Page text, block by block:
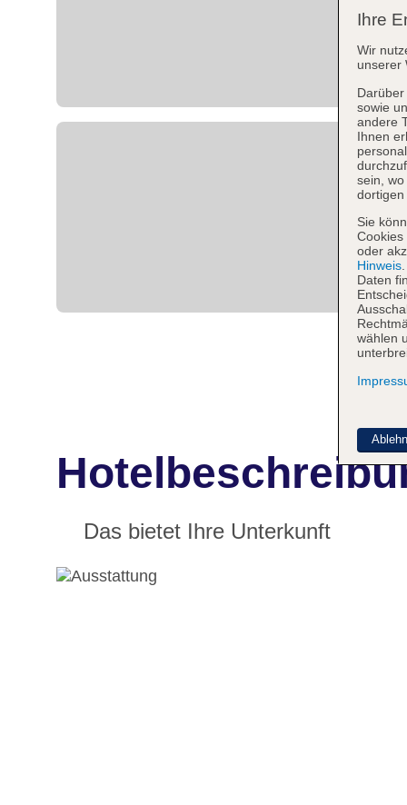
Das bietet Ihre Unterkunft
Ihre
Wir
unserer
sowie
andere
Ihnen
sein,
dortigen
Sie
Cookies
oder
Hinweis
Daten
wählen